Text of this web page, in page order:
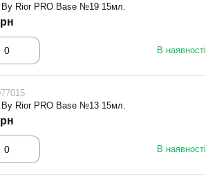
By Rior PRO Base №19 15мл.
В наявності
By Rior PRO Base №13 15мл.
В наявності